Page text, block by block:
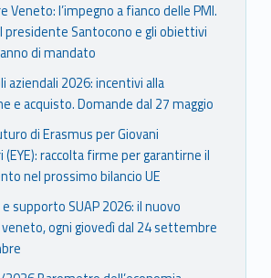
Veneto: l’impegno a fianco delle PMI.
presidente Santocono e gli obiettivi
di mandato
aziendali 2026: incentivi alla
e acquisto. Domande dal 27 maggio
di Erasmus per Giovani
raccolta firme per garantirne il
nel prossimo bilancio UE
supporto SUAP 2026: il nuovo
ogni giovedì dal 24 settembre